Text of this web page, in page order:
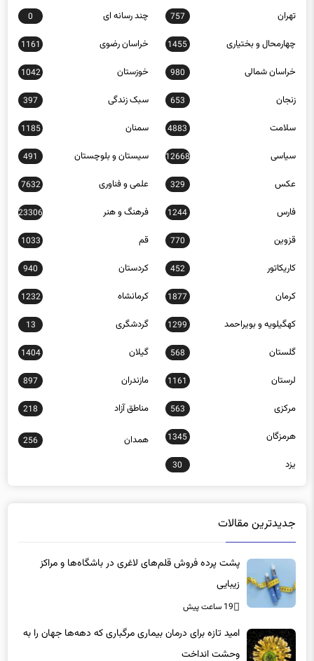
تهران 757 چند رسانه ای 0
چهارمحال و بختیاری 1455 خراسان رضوی 1161
خراسان شمالی 980 خوزستان 1042
زنجان 653 سبک زندگی 397
سلامت 4883 سمنان 1185
سیاسی 12668 سیستان و بلوچستان 491
عکس 329 علمی و فناوری 7632
فارس 1244 فرهنگ و هنر 23306
قزوین 770 قم 1033
کاریکاتور 452 کردستان 940
کرمان 1877 کرمانشاه 1232
کهگیلویه و بویراحمد 1299 گردشگری 13
گلستان 568 گیلان 1404
لرستان 1161 مازندران 897
مرکزی 563 مناطق آزاد 218
هرمزگان 1345 همدان 256
یزد 30
جدیدترین مقالات
پشت پرده فروش قلم‌های لاغری در باشگاه‌ها و مراکز
زیبایی
19 ساعت پیش
امید تازه برای درمان بیماری مرگباری که دهه‌ها جهان را به
وحشت انداخت